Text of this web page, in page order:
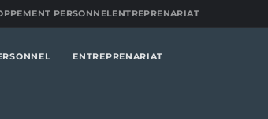
PERSONNELENTREPRENARIAT
ENTREPRENARIAT